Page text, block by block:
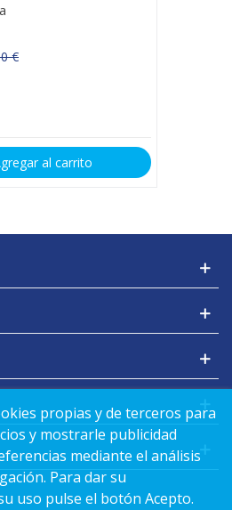
€
al carrito
propias y de terceros para
y mostrarle publicidad
mediante el análisis
Para dar su
uso pulse el botón Acepto.